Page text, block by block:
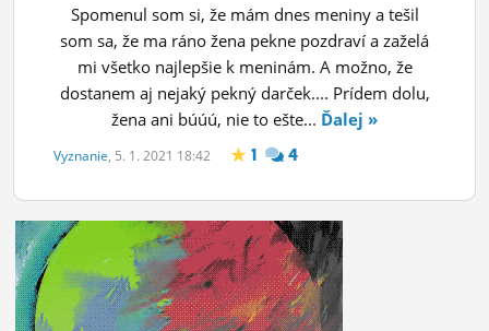
FÓRUM
STATUSY
BLOGY
OBRÁZKY
MÔJ PROFIL
NASTAVENIA
Spomenul som si, že mám dnes meniny a tešil
som sa, že ma ráno žena pekne pozdraví a zaželá
mi všetko najlepšie k meninám. A možno, že
dostanem aj nejaký pekný darček.... Prídem dolu,
žena ani búúú, nie to ešte... Ďalej »
Vyznanie, 5. 1. 2021 18:42 1 4